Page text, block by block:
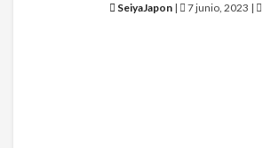
SeiyaJapon | 7 junio, 2023 |